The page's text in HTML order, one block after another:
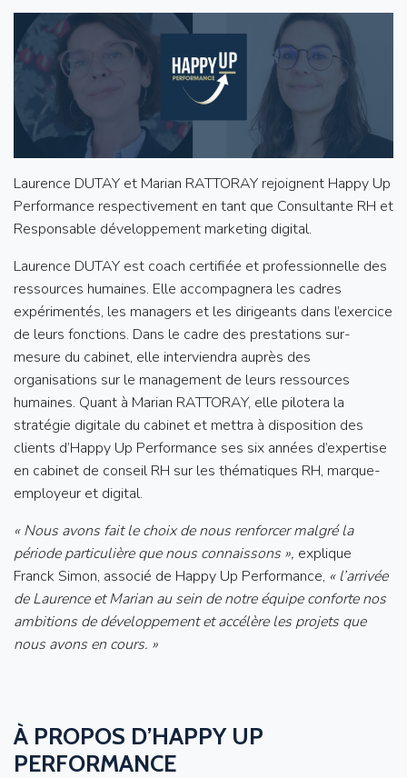
Laurence DUTAY et Marian RATTORAY rejoignent Happy Up
Performance respectivement en tant que Consultante RH et
Responsable développement marketing digital.
Laurence DUTAY est coach certifiée et professionnelle des
ressources humaines. Elle accompagnera les cadres
expérimentés, les managers et les dirigeants dans l’exercice
de leurs fonctions. Dans le cadre des prestations sur-
mesure du cabinet, elle interviendra auprès des
organisations sur le management de leurs ressources
humaines. Quant à Marian RATTORAY, elle pilotera la
stratégie digitale du cabinet et mettra à disposition des
clients d’Happy Up Performance ses six années d’expertise
en cabinet de conseil RH sur les thématiques RH, marque-
employeur et digital.
« Nous avons fait le choix de nous renforcer malgré la
période particulière que nous connaissons », explique
Franck Simon, associé de Happy Up Performance, « l’arrivée
de Laurence et Marian au sein de notre équipe conforte nos
ambitions de développement et accélère les projets que
nous avons en cours. »
À PROPOS D’HAPPY UP
PERFORMANCE